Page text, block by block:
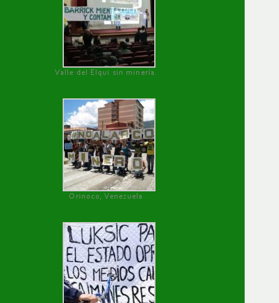
Valle del Elqui sin minería.
Orinoco, Venezuela